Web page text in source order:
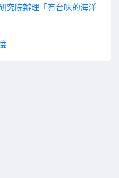
究院辦理「有台味的海洋